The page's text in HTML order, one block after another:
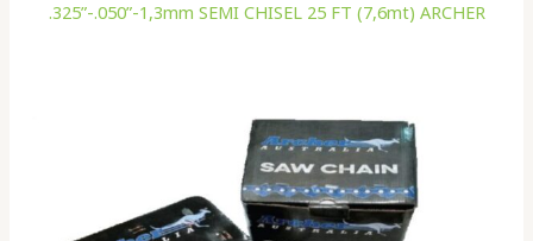
.325”-.050”-1,3mm SEMI CHISEL 25 FT (7,6mt) ARCHER